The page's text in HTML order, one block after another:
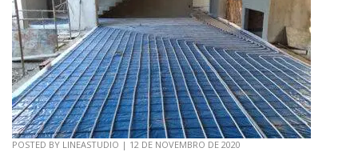
POSTED BY LINEASTUDIO | 12 DE NOVEMBRO DE 2020